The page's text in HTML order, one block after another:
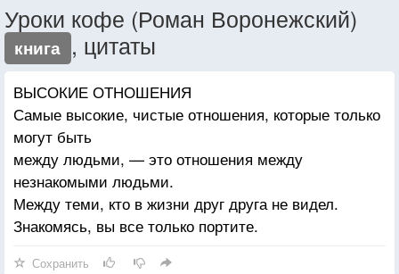
Уроки кофе (Роман Воронежский)
книга , цитаты
ВЫСОКИЕ ОТНОШЕНИЯ
Самые высокие, чистые отношения, которые только
могут быть
между людьми, — это отношения между
незнакомыми людьми.
Между теми, кто в жизни друг друга не видел.
Знакомясь, вы все только портите.
Сохранить